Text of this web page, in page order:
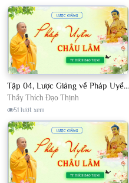
Tập 04, Lược Giảng về Pháp Uyển Châu Lâm, Chủ giảng TT. Thích Đạo Thịnh
Thầy Thích Đạo Thịnh
51 lượt xem